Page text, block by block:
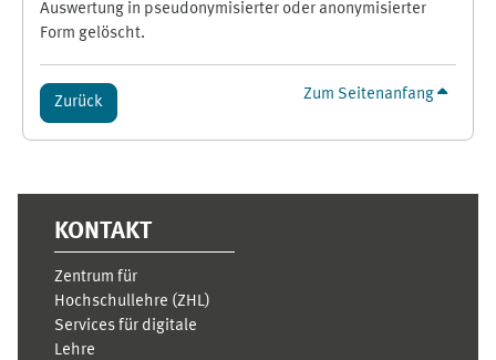
Auswertung in pseudonymisierter oder anonymisierter
Form gelöscht.
Zurück Zum Seitenanfang
KONTAKT
Zentrum für
Hochschullehre (ZHL)
Services für digitale
Lehre